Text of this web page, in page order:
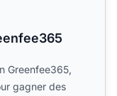
Greenfee365,
gagner des